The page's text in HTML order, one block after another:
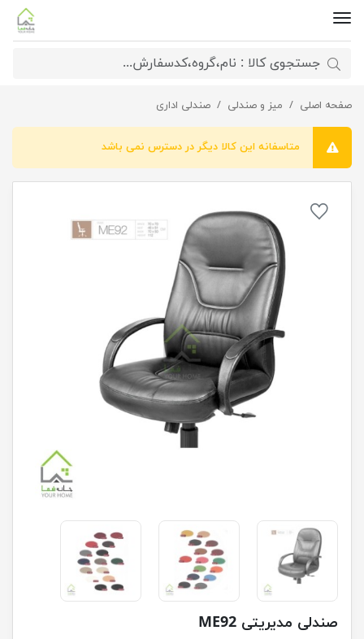
صفحه اصلی میز و صندلی صندلی اداری صندلی مدیریتی ME92
متاسفانه این کالا دیگر در دسترس نمی باشد
صندلی مدیریتی ME92